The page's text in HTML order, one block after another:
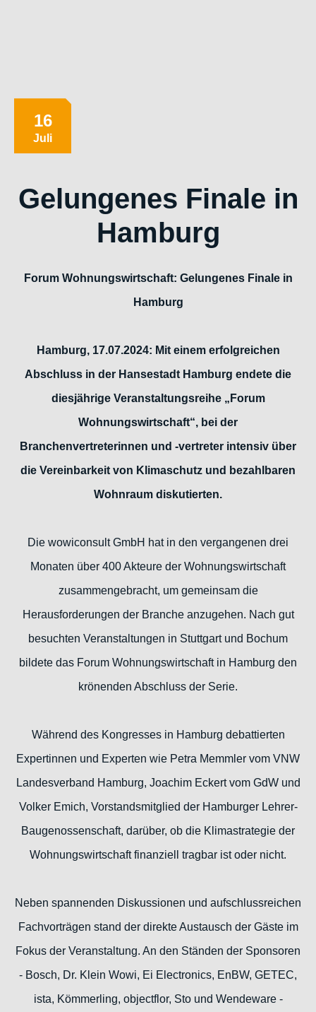
16
Juli
Gelungenes Finale in
Hamburg
Forum Wohnungswirtschaft: Gelungenes Finale in
Hamburg
Hamburg, 17.07.2024: Mit einem erfolgreichen
Abschluss in der Hansestadt Hamburg endete die
diesjährige Veranstaltungsreihe „Forum
Wohnungswirtschaft“, bei der
Branchenvertreterinnen und -vertreter intensiv über
die Vereinbarkeit von Klimaschutz und bezahlbaren
Wohnraum diskutierten.
Die wowiconsult GmbH hat in den vergangenen drei
Monaten über 400 Akteure der Wohnungswirtschaft
zusammengebracht, um gemeinsam die
Herausforderungen der Branche anzugehen. Nach gut
besuchten Veranstaltungen in Stuttgart und Bochum
bildete das Forum Wohnungswirtschaft in Hamburg den
krönenden Abschluss der Serie.
Während des Kongresses in Hamburg debattierten
Expertinnen und Experten wie Petra Memmler vom VNW
Landesverband Hamburg, Joachim Eckert vom GdW und
Volker Emich, Vorstandsmitglied der Hamburger Lehrer-
Baugenossenschaft, darüber, ob die Klimastrategie der
Wohnungswirtschaft finanziell tragbar ist oder nicht.
Neben spannenden Diskussionen und aufschlussreichen
Fachvorträgen stand der direkte Austausch der Gäste im
Fokus der Veranstaltung. An den Ständen der Sponsoren
- Bosch, Dr. Klein Wowi, Ei Electronics, EnBW, GETEC,
ista, Kömmerling, objectflor, Sto und Wendeware -